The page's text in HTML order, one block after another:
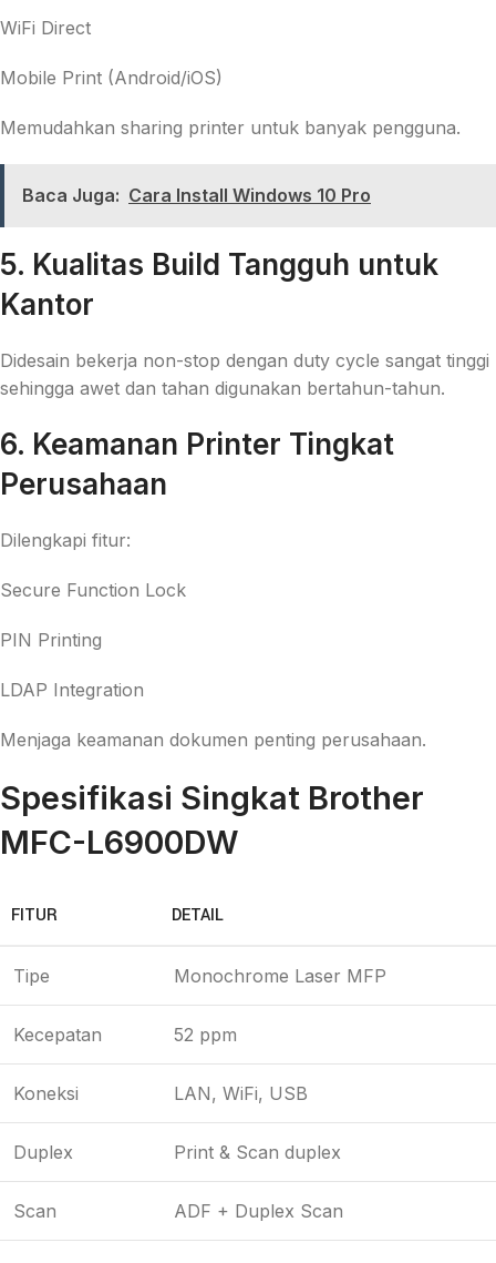
WiFi Direct
Mobile Print (Android/iOS)
Memudahkan sharing printer untuk banyak pengguna.
Baca Juga: Cara Install Windows 10 Pro
5. Kualitas Build Tangguh untuk
Kantor
Didesain bekerja non-stop dengan duty cycle sangat tinggi
sehingga awet dan tahan digunakan bertahun-tahun.
6. Keamanan Printer Tingkat
Perusahaan
Dilengkapi fitur:
Secure Function Lock
PIN Printing
LDAP Integration
Menjaga keamanan dokumen penting perusahaan.
Spesifikasi Singkat Brother
MFC-L6900DW
FITUR DETAIL
Tipe Monochrome Laser MFP
Kecepatan 52 ppm
Koneksi LAN, WiFi, USB
Duplex Print & Scan duplex
Scan ADF + Duplex Scan